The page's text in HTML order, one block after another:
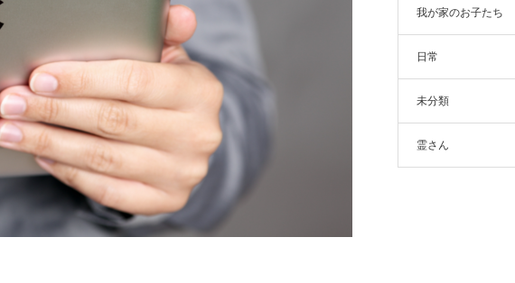
我が家のお子たち
日常
未分類
霊さん